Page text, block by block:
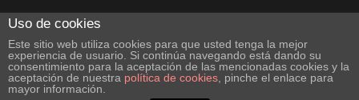
Uso de cookies
Este sitio web utiliza cookies para que usted tenga la mejor
experiencia de usuario. Si continúa navegando está dando su
consentimiento para la aceptación de las mencionadas cookies y la
aceptación de nuestra política de cookies , pinche el enlace para
mayor información.